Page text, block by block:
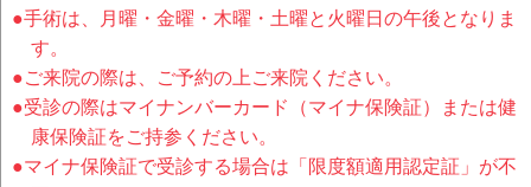
●手術は、月曜・金曜・木曜・土曜と火曜日の午後となりま
す。
●ご来院の際は、ご予約の上ご来院ください。
●受診の際はマイナンバーカード（マイナ保険証）または健
康保険証をご持参ください。
●マイナ保険証で受診する場合は「限度額適用認定証」が不